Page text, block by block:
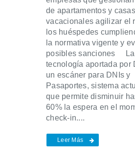
de apartamentos y casas
vacacionales agilizar el
los huéspedes
la normativa vigente y
posibles sanciones La
tecnología aportada por
un escáner para DNIs y
Pasaportes, sistema
que permite disminuir
60% la espera en el
check-in....
Leer Más